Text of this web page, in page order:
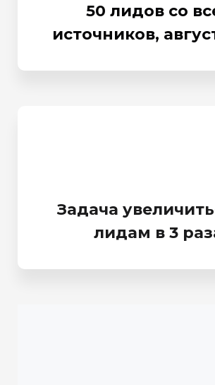
50 лидов со
источников,
Задача
лидам в 3